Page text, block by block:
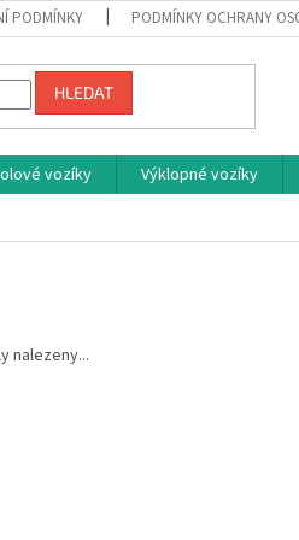
PODMÍNKY PODMÍNKY OCHRANY
HLEDAT
vozíky Výklopné vozíky
nalezeny...